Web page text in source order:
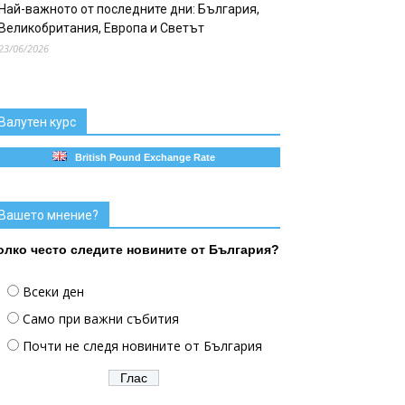
важното от последните дни: България,
Европа и Светът
06/2026
курс
British Pound Exchange Rate
мнение?
често следите новините от България?
Всеки ден
Само при важни събития
Почти не следя новините от България